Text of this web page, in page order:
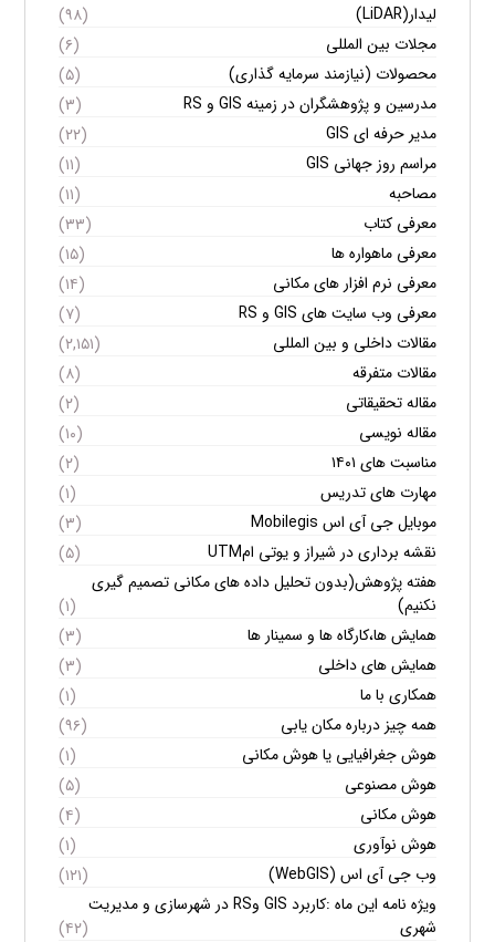
لیدار(LiDAR)
(۹۸)
مجلات بین المللی
(۶)
محصولات (نیازمند سرمایه گذاری)
(۵)
مدرسین و پژوهشگران در زمینه GIS و RS
(۳)
مدیر حرفه ای GIS
(۲۲)
مراسم روز جهانی GIS
(۱۱)
مصاحبه
(۱۱)
معرفی کتاب
(۳۳)
معرفی ماهواره ها
(۱۵)
معرفی نرم افزار های مکانی
(۱۴)
معرفی وب سایت های GIS و RS
(۷)
مقالات داخلی و بین المللی
(۲,۱۵۱)
مقالات متفرقه
(۸)
مقاله تحقیقاتی
(۲)
مقاله نویسی
(۱۰)
مناسبت های ۱۴۰۱
(۲)
مهارت های تدریس
(۱)
موبایل جی آی اس Mobilegis
(۳)
نقشه برداری در شیراز و یوتی امUTM
(۵)
هفته پژوهش(بدون تحلیل داده های مکانی تصمیم گیری
نکنیم)
(۱)
همایش ها،کارگاه ها و سمینار ها
(۳)
همایش های داخلی
(۳)
همکاری با ما
(۱)
همه چیز درباره مکان یابی
(۹۶)
هوش جغرافیایی یا هوش مکانی
(۱)
هوش مصنوعی
(۵)
هوش مکانی
(۴)
هوش نوآوری
(۱)
وب جی آی اس (WebGIS)
(۱۲۱)
ویژه نامه این ماه :کاربرد GIS وRS در شهرسازی و مدیریت
شهری
(۴۲)